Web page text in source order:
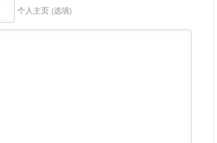
个人主页 (选填)